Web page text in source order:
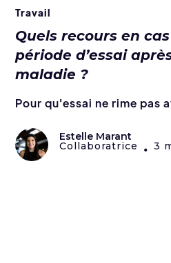
Travail
Quels recours en
période d’essai
maladie ?
Pour qu'essai ne rime pas
Estelle Marant
Collaboratrice • 3